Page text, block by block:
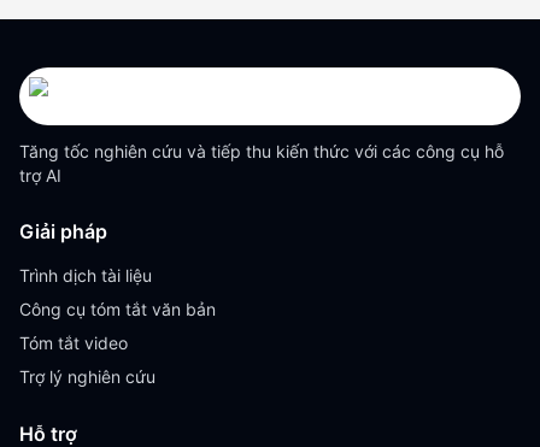
Tăng tốc nghiên cứu và tiếp thu kiến thức với các công cụ hỗ
trợ AI
Giải pháp
Trình dịch tài liệu
Công cụ tóm tắt văn bản
Tóm tắt video
Trợ lý nghiên cứu
Hỗ trợ